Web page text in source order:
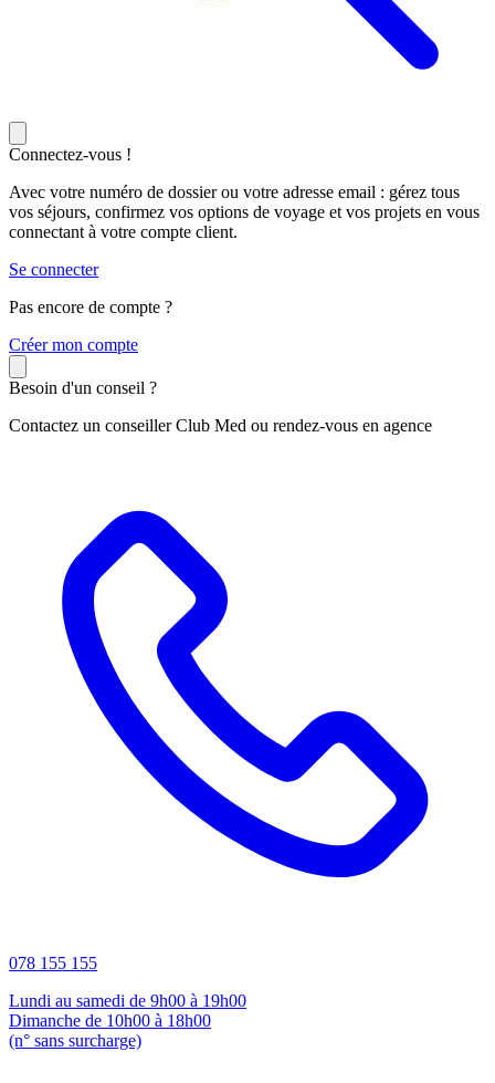
Connectez-vous !
Avec votre numéro de dossier ou votre adresse email : gérez tous
vos séjours, confirmez vos options de voyage et vos projets en vous
connectant à votre compte client.
Se connecter
Pas encore de compte ?
Créer mon compte
Besoin d'un conseil ?
Contactez un conseiller Club Med ou rendez-vous en agence
078 155 155
Lundi au samedi de 9h00 à 19h00
Dimanche de 10h00 à 18h00
(n° sans surcharge)